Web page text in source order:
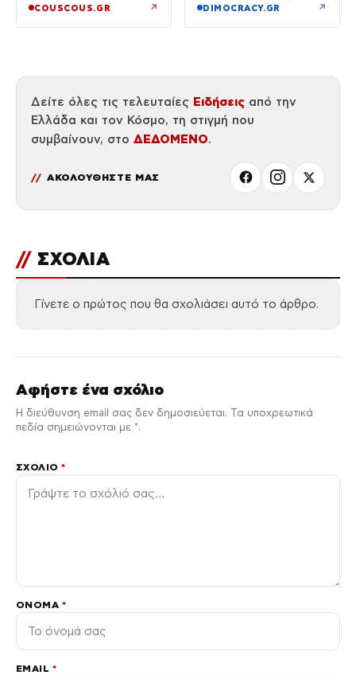
COUSCOUS.GR ↗ DIMOCRACY.GR ↗
Δείτε όλες τις τελευταίες Ειδήσεις από την
Ελλάδα και τον Κόσμο, τη στιγμή που
συμβαίνουν, στο ΔΕΔΟΜΕΝΟ.
ΑΚΟΛΟΥΘΗΣΤΕ ΜΑΣ
// ΣΧΟΛΙΑ
Γίνετε ο πρώτος που θα σχολιάσει αυτό το άρθρο.
Αφήστε ένα σχόλιο
Η διεύθυνση email σας δεν δημοσιεύεται. Τα υποχρεωτικά
πεδία σημειώνονται με *.
ΣΧΌΛΙΟ*
ΌΝΟΜΑ *
EMAIL *